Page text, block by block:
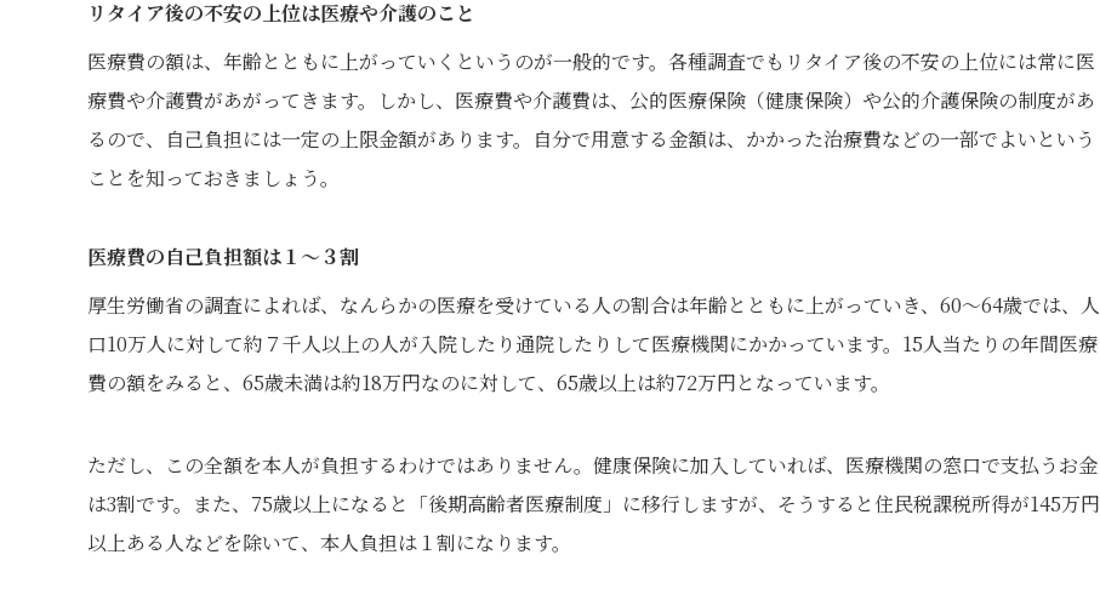
リタイア後の不安の上位は医療や介護のこと
医療費の額は、年齢とともに上がっていくというのが一般的です。各種調査でもリタイア後の不安の上位には常に医
療費や介護費があがってきます。しかし、医療費や介護費は、公的医療保険（健康保険）や公的介護保険の制度があ
るので、自己負担には一定の上限金額があります。自分で用意する金額は、かかった治療費などの一部でよいという
ことを知っておきましょう。
医療費の自己負担額は１～３割
厚生労働省の調査によれば、なんらかの医療を受けている人の割合は年齢とともに上がっていき、60～64歳では、人
口10万人に対して約７千人以上の人が入院したり通院したりして医療機関にかかっています。15人当たりの年間医療
費の額をみると、65歳未満は約18万円なのに対して、65歳以上は約72万円となっています。
ただし、この全額を本人が負担するわけではありません。健康保険に加入していれば、医療機関の窓口で支払うお金
は3割です。また、75歳以上になると「後期高齢者医療制度」に移行しますが、そうすると住民税課税所得が145万円
以上ある人などを除いて、本人負担は１割になります。